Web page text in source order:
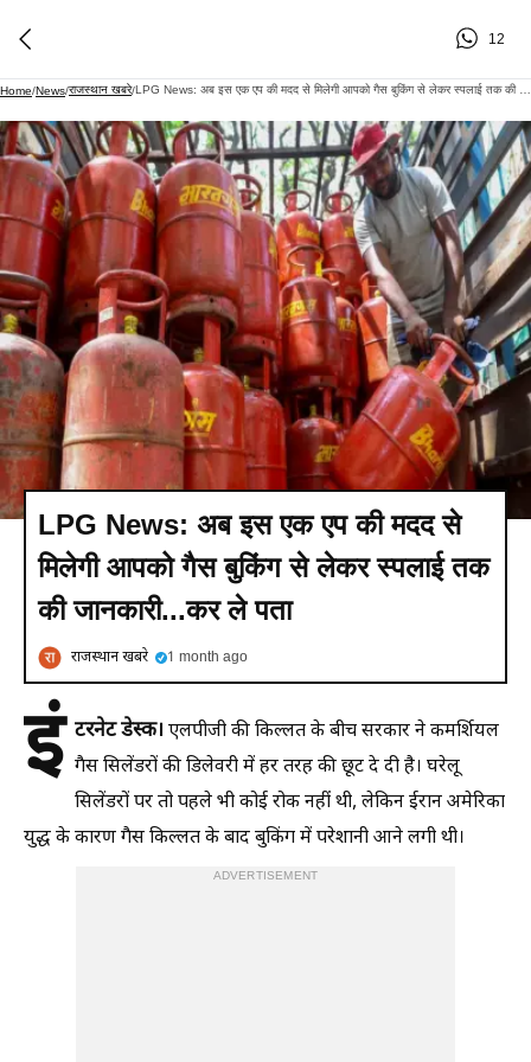
12
Home/News/राजस्थान खबरे/
LPG News: अब इस एक एप की मदद से
मिलेगी आपको गैस बुकिंग से लेकर स्पलाई तक
की जानकारी...कर ले पता
राजस्थान खबरे 1 month ago
इं टरनेट डेस्क। एलपीजी की किल्लत के बीच सरकार ने कमर्शियल
गैस सिलेंडरों की डिलेवरी में हर तरह की छूट दे दी है। घरेलू
सिलेंडरों पर तो पहले भी कोई रोक नहीं थी, लेकिन ईरान अमेरिका
युद्ध के कारण गैस किल्लत के बाद बुकिंग में परेशानी आने लगी थी।
ADVERTISEMENT